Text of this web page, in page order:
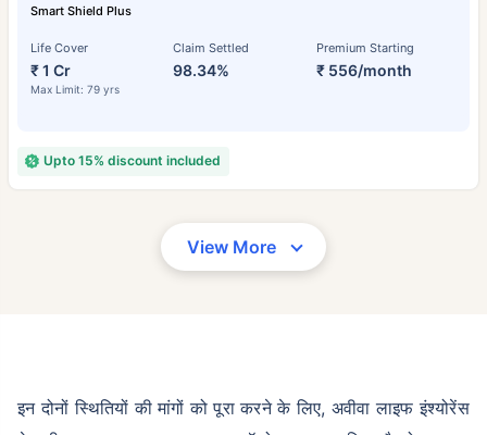
Smart Shield Plus
Life Cover
₹ 1 Cr
Max Limit: 79 yrs
Claim Settled
98.34%
Premium Starting
₹ 556/month
Upto 15% discount included
View More
इन दोनों स्थितियों की मांगों को पूरा करने के लिए, अवीवा लाइफ इंश्योरेंस